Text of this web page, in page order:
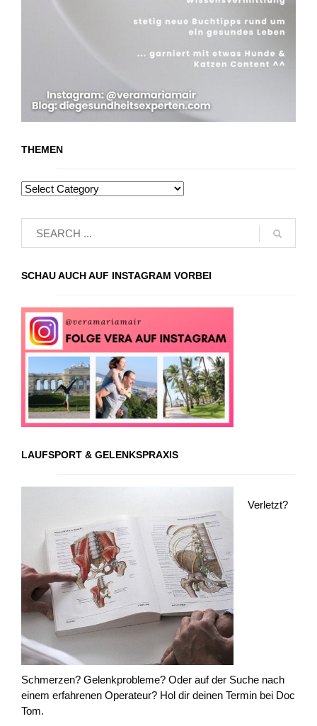
THEMEN
SCHAU AUCH AUF INSTAGRAM VORBEI
LAUFSPORT & GELENKSPRAXIS
Verletzt?
Schmerzen? Gelenkprobleme? Oder auf der Suche nach
einem erfahrenen Operateur? Hol dir deinen Termin bei Doc
Tom.